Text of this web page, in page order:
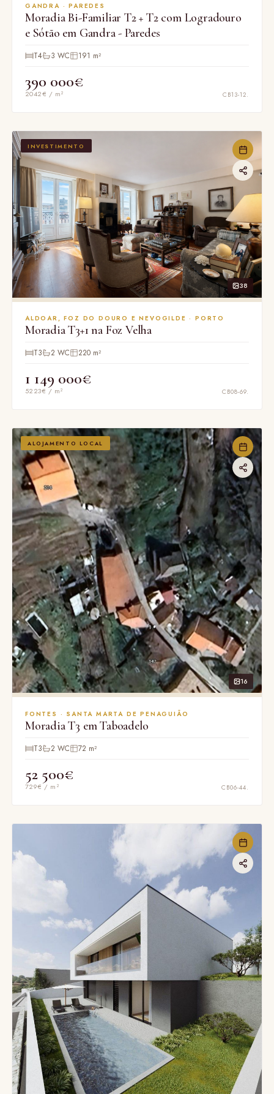
GANDRA · PAREDES
Moradia Bi-Familiar T2 + T2 com Logradouro
e Sótão em Gandra - Paredes
T4 3 WC 191 m²
390 000€
2042€ / m² CB13-12.
INVESTIMENTO
38
ALDOAR, FOZ DO DOURO E NEVOGILDE · PORTO
Moradia T3+1 na Foz Velha
T3 2 WC 220 m²
1 149 000€
5223€ / m² CB08-69.
ALOJAMENTO LOCAL
16
FONTES · SANTA MARTA DE PENAGUIÃO
Moradia T3 em Taboadelo
T3 2 WC 72 m²
52 500€
729€ / m² CB06-44.